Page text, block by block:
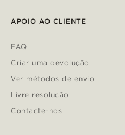
APOIO AO CLIENTE
FAQ
Criar uma devolução
Ver métodos de envio
Livre resolução
Contacte-nos